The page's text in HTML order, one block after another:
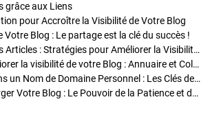
grâce aux Liens
pour Accroître la Visibilité de Votre Blog
Votre Blog : Le partage est la clé du succès !
Optimisation SEO des Articles : Stratégies pour Améliorer la Visibilité de Votre Blog
Stratégies pour améliorer la visibilité de votre Blog : Annuaire et Collaborations
Pourquoi Investir dans un Nom de Domaine Personnel : Les Clés de la Réussite de Votre Blog
Comment Faire Émerger Votre Blog : Le Pouvoir de la Patience et de la Persévérance